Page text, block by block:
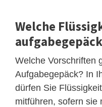
Welche
Welche Vorschriften
Aufgabegepäck? In
dürfen Sie
mitführen, sofern sie